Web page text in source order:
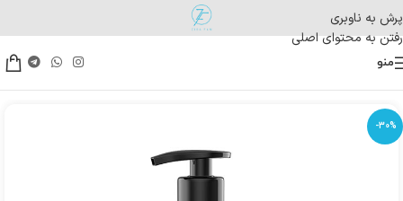
پرش به ناوبری
رفتن به محتوای اصلی
منو
-30%